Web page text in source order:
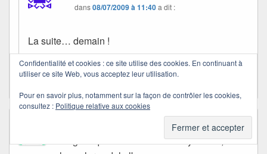
dans08/07/2009 à 11:40a dit :
La suite… demain !
Merci, Bruno. Gros bisous à toi aussi.
a dit :
SEguro que saldra un final muy bonito, con
Confidentialité et cookies : ce site utilise des cookies. En continuant à
utiliser ce site Web, vous acceptez leur utilisation.
Pour en savoir plus, notamment sur la façon de contrôler les cookies,
consultez : Politique relative aux cookies